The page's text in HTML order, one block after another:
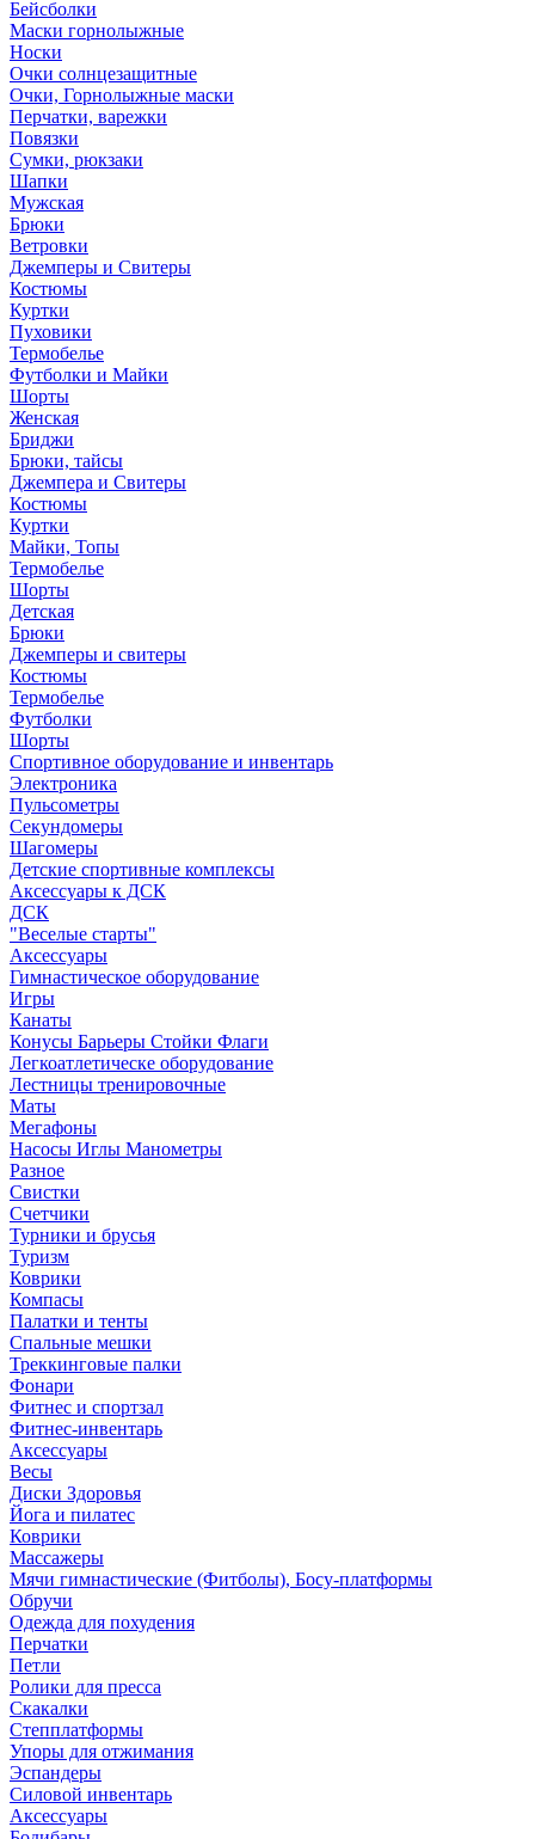
Бейсболки
Маски горнолыжные
Носки
Очки солнцезащитные
Очки, Горнолыжные маски
Перчатки, варежки
Повязки
Сумки, рюкзаки
Шапки
Мужская
Брюки
Ветровки
Джемперы и Свитеры
Костюмы
Куртки
Пуховики
Термобелье
Футболки и Майки
Шорты
Женская
Бриджи
Брюки, тайсы
Джемпера и Свитеры
Костюмы
Куртки
Майки, Топы
Термобелье
Шорты
Детская
Брюки
Джемперы и свитеры
Костюмы
Термобелье
Футболки
Шорты
Спортивное оборудование и инвентарь
Электроника
Пульсометры
Секундомеры
Шагомеры
Детские спортивные комплексы
Аксессуары к ДСК
ДСК
"Веселые старты"
Аксессуары
Гимнастическое оборудование
Игры
Канаты
Конусы Барьеры Стойки Флаги
Легкоатлетическе оборудование
Лестницы тренировочные
Маты
Мегафоны
Насосы Иглы Манометры
Разное
Свистки
Счетчики
Турники и брусья
Туризм
Коврики
Компасы
Палатки и тенты
Спальные мешки
Треккинговые палки
Фонари
Фитнес и спортзал
Фитнес-инвентарь
Аксессуары
Весы
Диски Здоровья
Йога и пилатес
Коврики
Массажеры
Мячи гимнастические (Фитболы), Босу-платформы
Обручи
Одежда для похудения
Перчатки
Петли
Ролики для пресса
Скакалки
Степплатформы
Упоры для отжимания
Эспандеры
Силовой инвентарь
Аксессуары